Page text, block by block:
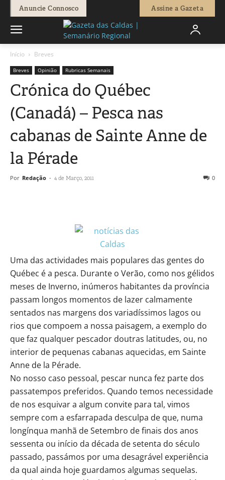
Anuncie Connosco Assine a Gazeta
Início Breves
Breves Opinião Rubricas Semanais
Crónica do Québec
(Canadá) – Pesca nas
cabanas de Sainte Anne de
la Pérade
Por Redação - 4 de Março, 2011 0
Uma das actividades mais populares das gentes do
Québec é a pesca. Durante o Verão, como nos gélidos
meses de Inverno, inúmeros habitantes da província
passam longos momentos de lazer calmamente
sentados nas margens dos variadíssimos lagos ou
rios que compoem a nossa paisagem, a exemplo do
que faz qualquer pescador doutras latitudes, ou, no
interior de pequenas cabanas aquecidas, em Sainte
Anne de la Pérade.
No nosso caso pessoal, pescar nunca fez parte dos
passatempos preferidos. Quando temos necessidade
de nos esquivar a algum convite para tal, vimos
sempre com a esfarrapada desculpa de que, numa
longínqua manhã de Setembro de finais dos anos
sessenta ou início da década de setenta do século
passado, passámos por uma desagrável experiência
da qual ainda hoje guardamos algumas sequelas.